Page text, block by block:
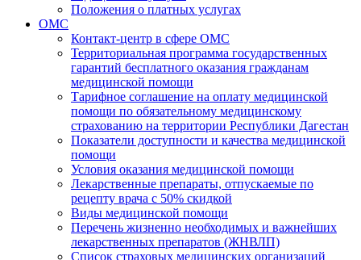
Положения о платных услугах
ОМС
Контакт-центр в сфере ОМС
Территориальная программа государственных
гарантий бесплатного оказания гражданам
медицинской помощи
Тарифное соглашение на оплату медицинской
помощи по обязательному медицинскому
страхованию на территории Республики Дагестан
Показатели доступности и качества медицинской
помощи
Условия оказания медицинской помощи
Лекарственные препараты, отпускаемые по
рецепту врача с 50% скидкой
Виды медицинской помощи
Перечень жизненно необходимых и важнейших
лекарственных препаратов (ЖНВЛП)
Список страховых медицинских организаций